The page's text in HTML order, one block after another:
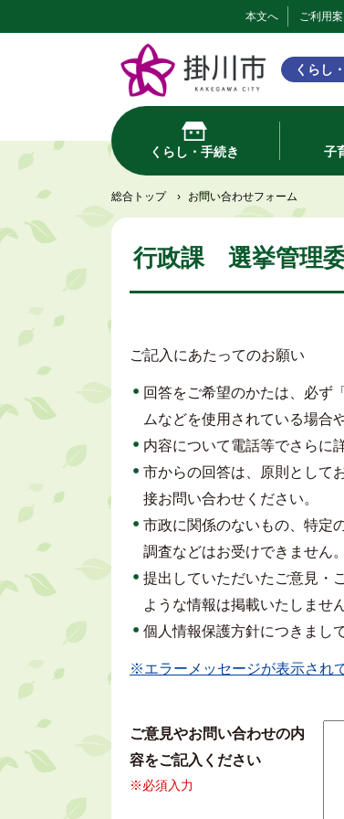
本文へ ご利用
くらし
くらし・手続き 子
総合トップ › お問い合わせフォーム
行政課 選挙管理
ご記入にあたってのお願い
回答をご希望のかたは、必ず
ムなどを使用されている場合
内容について電話等でさらに
市からの回答は、原則として
接お問い合わせください。
市政に関係のないもの、特定
調査などはお受けできません。
提出していただいたご意見・
ような情報は掲載いたしません
個人情報保護方針につきまし
※エラーメッセージが表示され
ご意見やお問い合わせの内
容をご記入ください
※必須入力